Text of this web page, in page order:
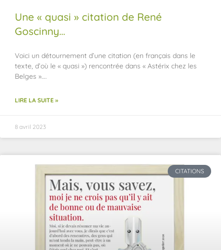
Une « quasi » citation de René
Goscinny…
Voici un détournement d’une citation (en français dans le
texte, d’où le « quasi ») rencontrée dans « Astérix chez les
Belges »….
LIRE LA SUITE »
8 avril 2023
CITATIONS